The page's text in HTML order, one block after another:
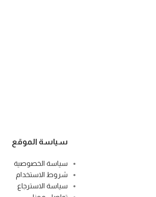
سياسة الموقع
سياسة الخصوصية
شروط الاستخدام
سياسة الاسترجاع